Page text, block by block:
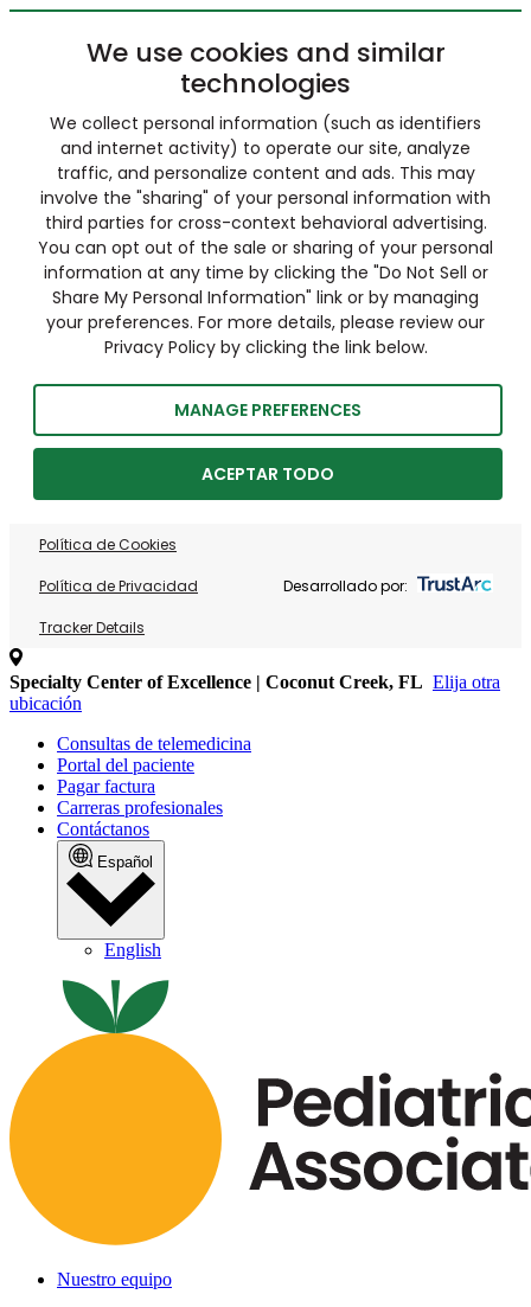
We use cookies and similar
technologies
We collect personal information (such as identifiers
and internet activity) to operate our site, analyze
traffic, and personalize content and ads. This may
involve the "sharing" of your personal information with
third parties for cross-context behavioral advertising.
You can opt out of the sale or sharing of your personal
information at any time by clicking the "Do Not Sell or
Share My Personal Information" link or by managing
your preferences. For more details, please review our
Privacy Policy by clicking the link below.
MANAGE PREFERENCES
ACEPTAR TODO
Política de Cookies
Política de Privacidad
Tracker Details
Desarrollado por:
Specialty Center of Excellence | Coconut Creek, FL Elija otra
ubicación
Consultas de telemedicina
Portal del paciente
Pagar factura
Carreras profesionales
Contáctanos
Español
English
Nuestro equipo